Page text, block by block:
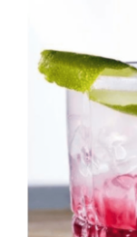
SAVOIR-FAIRE